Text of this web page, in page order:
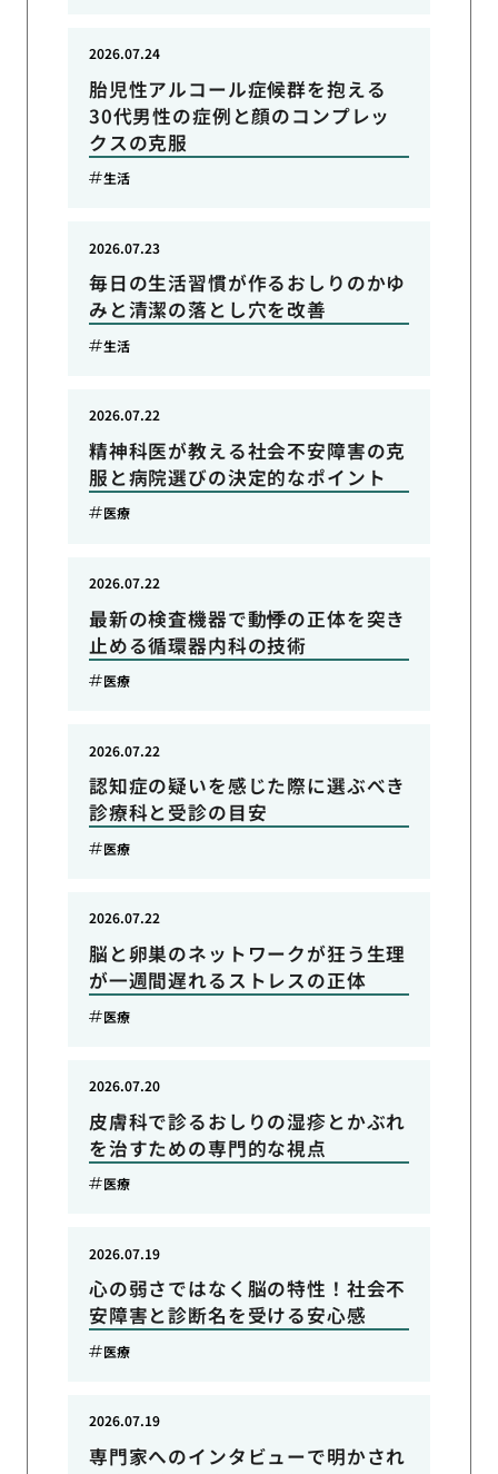
胎児性アルコール症候群を抱える
30代男性の症例と顔のコンプレッ
クスの克服
2026.07.24
生活
毎日の生活習慣が作るおしりのかゆ
みと清潔の落とし穴を改善
2026.07.23
生活
精神科医が教える社会不安障害の克
服と病院選びの決定的なポイント
2026.07.22
医療
最新の検査機器で動悸の正体を突き
止める循環器内科の技術
2026.07.22
医療
認知症の疑いを感じた際に選ぶべき
診療科と受診の目安
2026.07.22
医療
脳と卵巣のネットワークが狂う生理
が一週間遅れるストレスの正体
2026.07.22
医療
皮膚科で診るおしりの湿疹とかぶれ
を治すための専門的な視点
2026.07.20
医療
心の弱さではなく脳の特性！社会不
安障害と診断名を受ける安心感
2026.07.19
医療
専門家へのインタビューで明かされ
2026.07.19